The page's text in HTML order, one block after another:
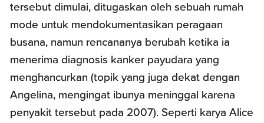
tersebut dimulai, ditugaskan oleh sebuah rumah
mode untuk mendokumentasikan peragaan
busana, namun rencananya berubah ketika ia
menerima diagnosis kanker payudara yang
menghancurkan (topik yang juga dekat dengan
Angelina, mengingat ibunya meninggal karena
penyakit tersebut pada 2007). Seperti karya Alice